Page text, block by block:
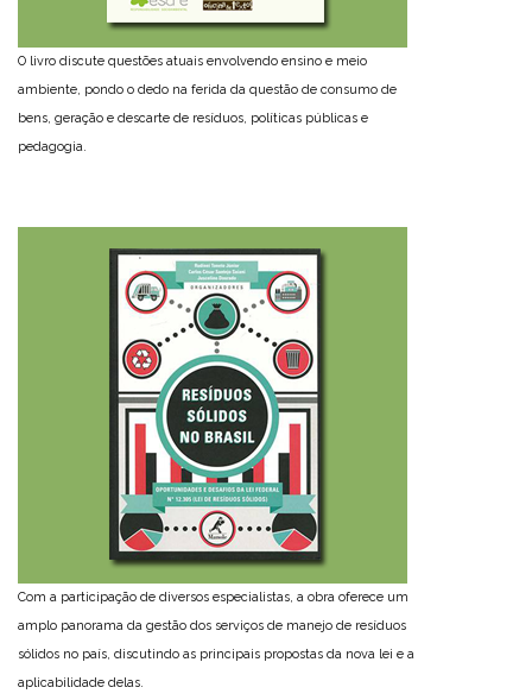
O livro discute questões atuais envolvendo ensino e meio
ambiente, pondo o dedo na ferida da questão de consumo de
bens, geração e descarte de resíduos, políticas públicas e
pedagogia.
Com a participação de diversos especialistas, a obra oferece um
amplo panorama da gestão dos serviços de manejo de resíduos
sólidos no país, discutindo as principais propostas da nova lei e a
aplicabilidade delas.